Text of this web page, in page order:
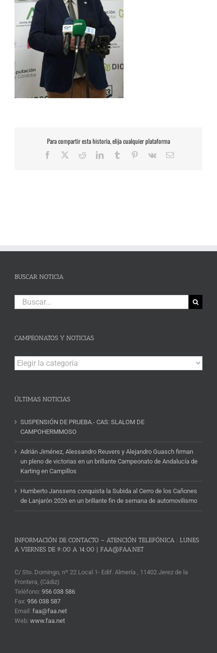
Para compartir esta historia, elija cualquier plataforma
Facebook RedditLinkedInTumblr Pinterest
Vk
Correo
BUSCAR NOTICIA
Buscar:
CAMPEONATOS Y NOTICIAS
Campeonatos
y
ÚLTIMAS NOTICIAS
SUSPENSIÓN DE PRUEBA.- CAS: SLALOM DE
CAMPOHERMMOSO
Adrián Jiménez, Alessandro Reuvers y Alejandro Guasch firman
un pleno de victorias en un brillante Campeonato de Andalucía de
Karting en Campillos
Humberto Janssens conquista la Subida al Cerro de los Cañones
de Lanjarón 2026 en un brillante fin de semana de automovilismo
INFORMACIÓN DE CONTACTO – ATENCIÓN TELEFÓNICA : LUNES
A VIERNES DE 9:00 A 14:00 | FAA@FAA.NET
C/ Sto. Domingo, nº 22 Local 1- Edif. Almería , 11402 Jerez de la
Frontera, (Cádiz)
Teléfono: 956 038 586
Fax: 956 038 587
Email: faa@faa.net
Web: www.faa.net